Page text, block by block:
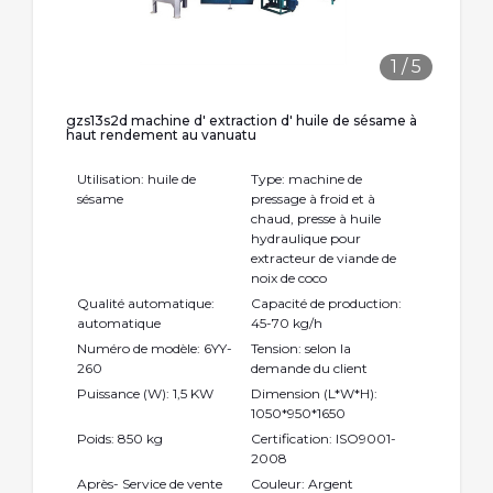
1 /5
gzs13s2d machine d' extraction d' huile de sésame à
haut rendement au vanuatu
Utilisation: huile de
sésame
Type: machine de
pressage à froid et à
chaud, presse à huile
hydraulique pour
extracteur de viande de
noix de coco
Qualité automatique:
automatique
Capacité de production:
45-70 kg/h
Numéro de modèle: 6YY-
260
Tension: selon la
demande du client
Puissance (W): 1,5 KW
Dimension (L*W*H):
1050*950*1650
Poids: 850 kg
Certification: ISO9001-
2008
Après- Service de vente
Couleur: Argent